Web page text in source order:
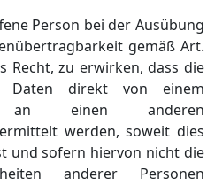
Person bei der Ausübung
gemäß Art.
Recht, zu erwirken, dass die
Daten direkt von einem
an einen anderen
werden, soweit dies
und sofern hiervon nicht die
anderer Personen